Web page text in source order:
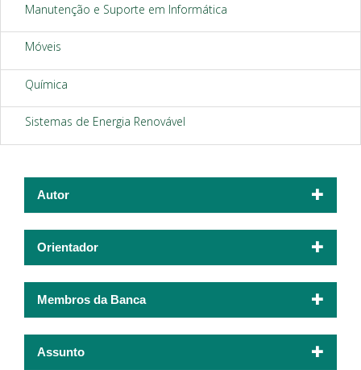
Manutenção e Suporte em Informática
Móveis
Química
Sistemas de Energia Renovável
Autor
Orientador
Membros da Banca
Assunto